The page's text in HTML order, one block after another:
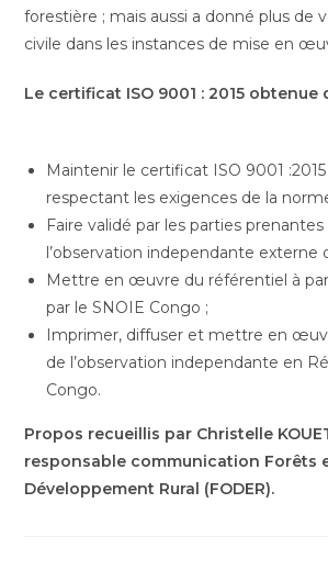
forestière ; mais aussi a donné plus de
civile dans les instances de mise en
Le certificat ISO 9001 : 2015 obtenue
Maintenir le certificat ISO 9001
respectant les exigences de la
Faire validé par les parties
l’observation independante externe
Mettre en œuvre du référentiel à
par le SNOIE Congo ;
Imprimer, diffuser et mettre en
de l’observation independante en
Congo.
Propos recueillis par Christelle
responsable communication Forêts
Développement Rural (FODER).